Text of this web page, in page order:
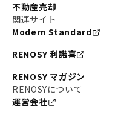
不動産売却
関連サイト
Modern Standard
RENOSY 利諾喜
RENOSY マガジン
RENOSYについて
運営会社